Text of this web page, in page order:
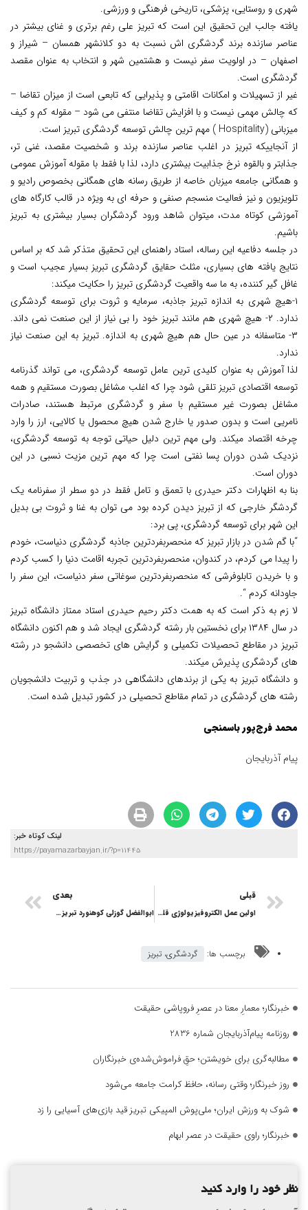
شهری و روستایی، پزشکی، تاریخی فرهنگی و ورزشی.
یافته جالب این تحقیق این است که تبریز علی رغم برتری و غنای بیشتر در
عناصر سازنده برند گردشگری اش نسبت به دو کلانشهر همسان – شیراز و
اصفهان – در اولویت سفر نیست و هشتمین شهر و انتخاب به عنوان مقصد
گردشگری است.
غیر از تسهیلات و امکانات اقامتی و پذیرایی که تابعی است از میزان تقاضا –
که چالش مهمی نیست و با افزایش تقاضا منتفی می شود – مقوله کم و کیف
میزبانی (Hospitality ) مهم ترین چالش توسعه گردشگری تبریز است.
از آنجاییکه تبریز در اغلب عناصر سازنده برند و شخصیت مقصد، غنی تر،
جذابتر و بالقوه نرخ جذابیت بیشتری دارد، لذا با فقط با مقوله آموزش عمومی
و همگانی جامعه میزبان خاصه از طریق رسانه های همگانی بخصوص رادیو و
تلویزیون و نیز فعالیت منسجم صنفی و حرفه ای به ویژه در قالب کارگاه های
آموزشی کوتاه مدت، میتوان شاهد ورود گردشگران بسیار بیشتری به تبریز
باشیم.
در جلسه دفاعیه این رساله، استاد راهنمای این تحقیق متذکر شد که بر اساس
نتایج یافته های بسیاری، مثلث حقایق گردشگری تبریز بسیار عجیب است و
غافل گیر کننده، به ما سه واقعیت گردشگری تبریز را حکایت میکند:
۱-هیچ شهری به اندازه تبریز جاذبه، سرمایه و ثروت برای توسعه گردشگری
ندارد. ۲- هیچ شهری هم مانند تبریز خود را بی نیاز از این صنعت نمی داند.
۳- متاسفانه در عین حال هم هیچ شهری به اندازه. تبریز به این صنعت نیاز
ندارد.
لذا آموزش به عنوان کلیدی ترین عامل توسعه گردشگری، می تواند گذرنامه
توسعه اقتصادی تبریز تلقی شود چرا که اغلب مشاغل بصورت مستقیم و همه
مشاغل بصورت غیر مستقیم با سفر و گردشگری مرتبط هستند، صادرات
نامریی است و بدون صدور یا خارج شدن هیچ محصول یا کالایی، ارز را وارد
چرخه اقتصاد میکند. ولی مهم ترین دلیل حیاتی توجه به توسعه گردشگری،
نزدیک شدن دوران پسا نفتی است چرا که مهم ترین مزیت نسبی در این
دوران است.
بنا به اظهارات دکتر حیدری با تعمق و تامل فقط در دو سطر از سفرنامه یک
گردشگر خارجی که از تبریز دیدن کرده بود می توان به غنا و ثروت بی بدیل
این شهر برای توسعه گردشگری، پی برد:
“با گم شدن در بازار تبریز که منحصربفردترین جاذبه گردشگری دنیاست، خودم
را پیدا می کردم، در کندوان، منحصربفردترین تجربه اقامت دنیا را کسب کردم
و با خریدن تابلوفرشی که منحصربفردترین سوغاتی سفر دنیاست، این سفر را
جاودانه کردم “.
لا زم به ذکر است که به همت دکتر رحیم حیدری استاد ممتاز دانشگاه تبریز
در سال ۱۳۸۴ برای نخستین بار رشته گردشگری ایجاد شد و هم اکنون دانشگاه
تبریز در مقاطع تحصیلات تکمیلی و گرایش های تخصصی دانشجو در رشته
های گردشگری پذیرش میکند.
و دانشگاه تبریز به یکی از برندهای دانشگاهی در جذب و تربیت دانشجویان
رشته های گردشگری در تمام مقاطع تحصیلی در کشور تبدیل شده است.
محمد فرج‌پور باسمنجی
پیام آذربایجان
لینک کوتاه خبر:
https://payamazarbayjan.ir/?p=11445
قبلی
اولین عمل الکتروفیزیولوژی قلب بزرگسالان در بیمارستان کودکان مردانی آذر
بعدی
ابوالفضل گوزلی کوهنورد تبریزی به خانه بازگشت
برچسب ها: گردشگری، تبریز
خبرنگار؛ معمارِ معنا در عصرِ فروپاشی حقیقت
روزنامه پیام‌آذربایجان شماره 2836
مطالبه‌گری برای خویشتن؛ حقِ فراموش‌شده‌ی خبرنگاران
روز خبرنگار؛ وقتی رسانه، حافظ کرامت جامعه می‌شود
شوک به ورزش ایران؛ ملی‌پوش المپیکی تبریز قید بازی‌های آسیایی را زد
خبرنگار؛ راوی حقیقت در عصر ابهام
نظر خود را وارد کنید